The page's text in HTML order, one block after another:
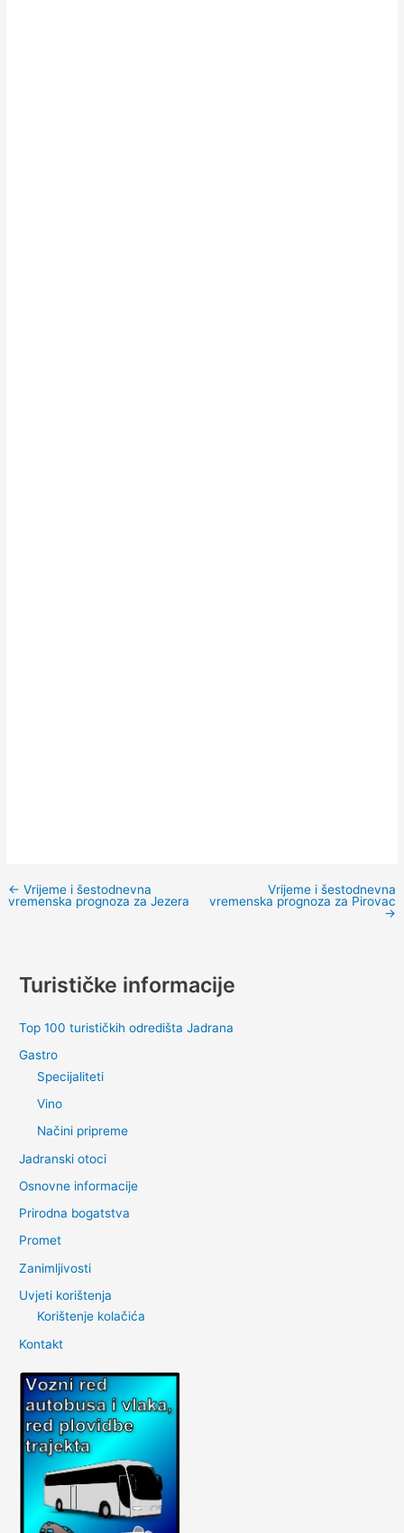
← Vrijeme i šestodnevna
vremenska prognoza za Jezera
Vrijeme i šestodnevna
vremenska prognoza za Pirovac
→
Turističke informacije
Top 100 turističkih odredišta Jadrana
Gastro
Specijaliteti
Vino
Načini pripreme
Jadranski otoci
Osnovne informacije
Prirodna bogatstva
Promet
Zanimljivosti
Uvjeti korištenja
Korištenje kolačića
Kontakt